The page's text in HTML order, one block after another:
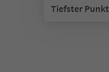
Tiefster Punkt